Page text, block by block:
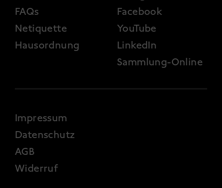
FAQs
Netiquette
Hausordnung
Facebook
YouTube
LinkedIn
Sammlung-Online
FOOTER 4
Impressum
Datenschutz
AGB
Widerruf